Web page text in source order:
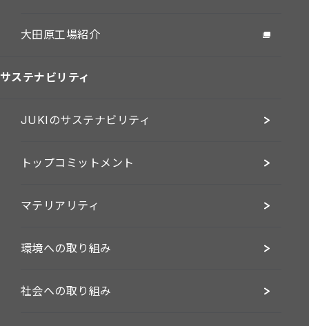
大田原工場紹介
サステナビリティ
JUKIのサステナビリティ
トップコミットメント
マテリアリティ
環境への取り組み
社会への取り組み